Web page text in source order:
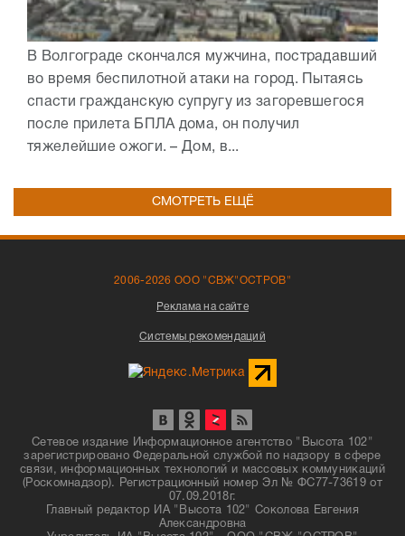
В Волгограде скончался мужчина, пострадавший
во время беспилотной атаки на город. Пытаясь
спасти гражданскую супругу из загоревшегося
после прилета БПЛА дома, он получил
тяжелейшие ожоги. – Дом, в...
СМОТРЕТЬ ЕЩЁ
2006-2026 ООО "СВЖ"ОСТРОВ"
Реклама на сайте
Системы рекомендаций
Сетевое издание Информационное агентство "Высота 102"
зарегистрировано Федеральной службой по надзору в сфере
связи, информационных технологий и массовых коммуникаций
(Роскомнадзор). Регистрационный номер Эл № ФС77-73619 от
07.09.2018г.
Главный редактор ИА "Высота 102" Соколова Евгения
Александровна